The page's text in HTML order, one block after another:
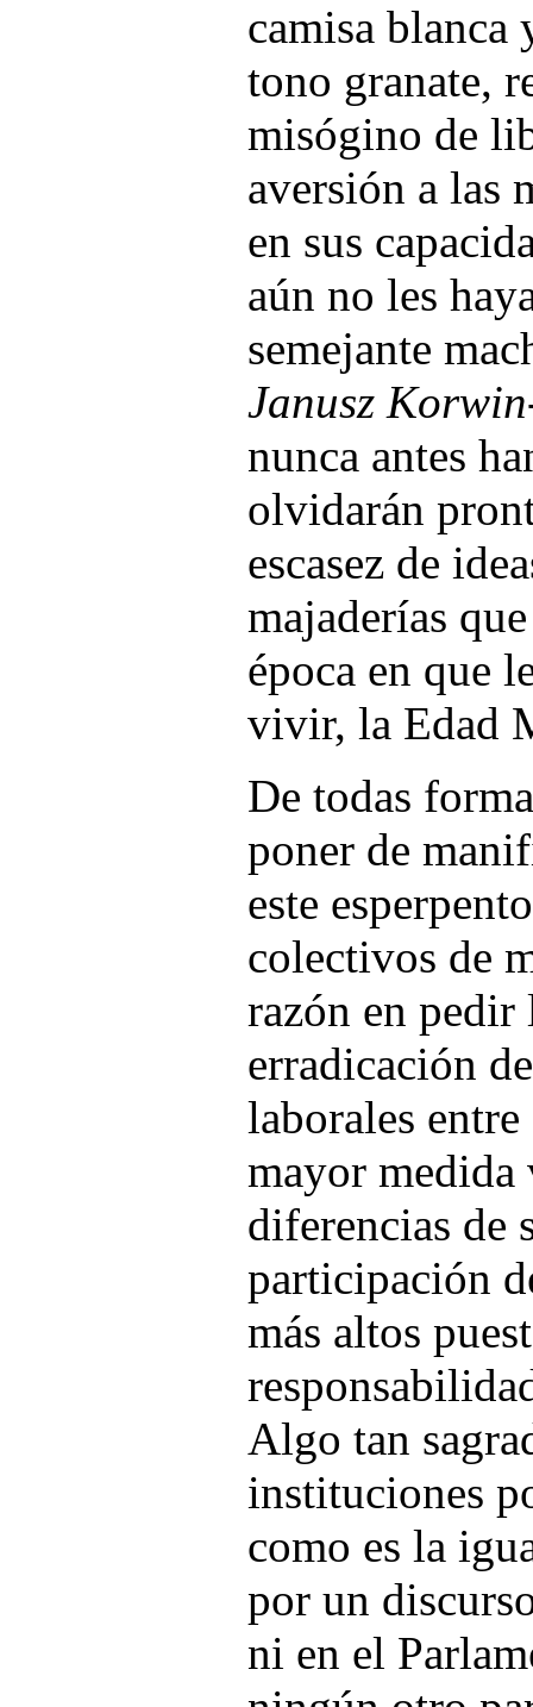
camisa blanca
tono granate,
misógino de
aversión a las
en sus
aún no les
semejante
Janusz
nunca antes
olvidarán
escasez de
majaderías
época en que
vivir, la Edad
De todas
poner de
este
colectivos de
razón en
erradicación
laborales
mayor medida
diferencias de
participación
más altos
Algo tan
instituciones
como es la
por un
ni en el